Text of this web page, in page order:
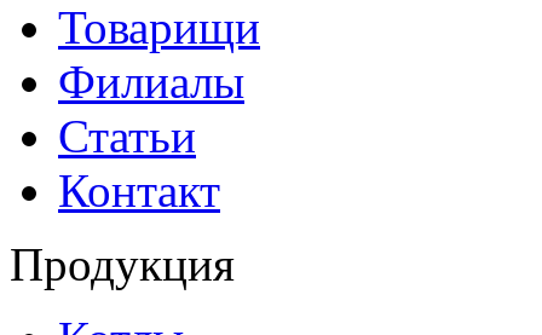
Товарищи
Филиалы
Статьи
Контакт
Продукция